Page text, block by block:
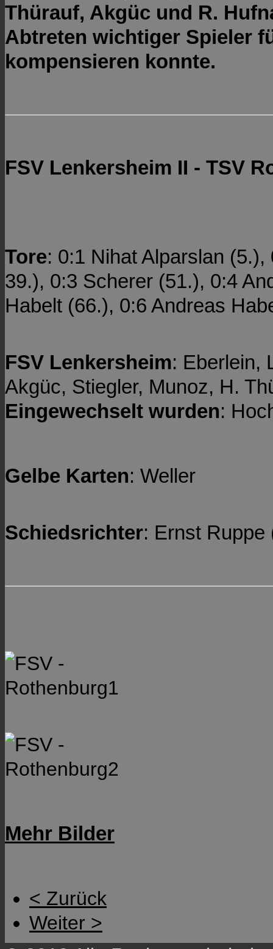
Thürauf, Akgüc und R.
Abtreten wichtiger Spieler
kompensieren konnte.
FSV Lenkersheim II - TSV
Tore: 0:1 Nihat Alparslan
39.), 0:3 Scherer (51.), 0:4
Habelt (66.), 0:6 Andreas
FSV Lenkersheim: Eberlein,
Akgüc, Stiegler, Munoz, H.
Eingewechselt wurden:
Gelbe Karten: Weller
Schiedsrichter: Ernst Ruppe
Mehr Bilder
< Zurück
Weiter >